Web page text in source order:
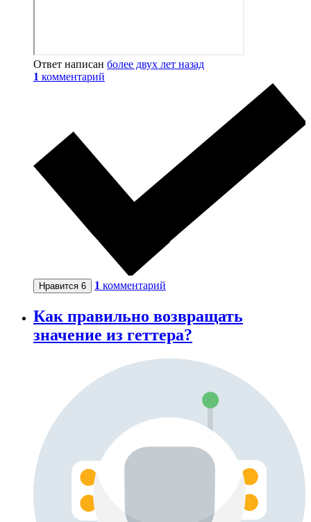
Ответ написан более двух лет назад
1 комментарий
Нравится 6 1 комментарий
Как правильно возвращать
значение из геттера?